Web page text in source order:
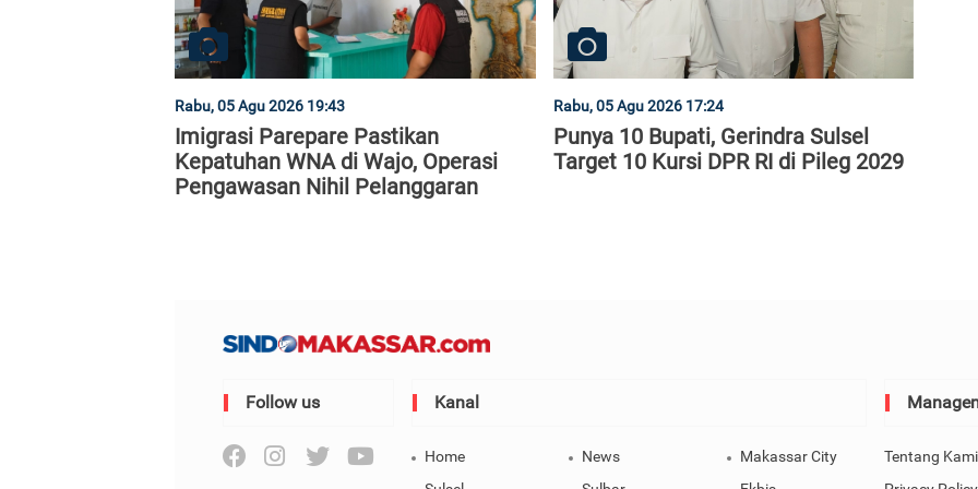
Rabu, 05 Agu 2026 19:43
Imigrasi Parepare Pastikan
Kepatuhan WNA di Wajo, Operasi
Pengawasan Nihil Pelanggaran
Rabu, 05 Agu 2026 17:24
Punya 10 Bupati, Gerindra Sulsel
Target 10 Kursi DPR RI di Pileg 2029
Follow us Kanal
Home News
Makassar City
Tentang Kami